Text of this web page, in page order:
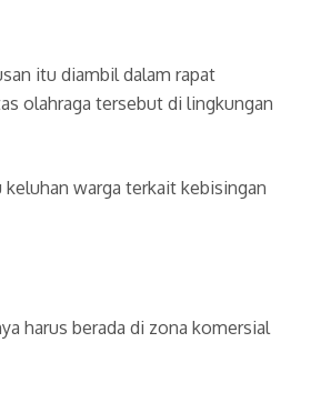
itu diambil dalam rapat
olahraga tersebut di lingkungan
warga terkait kebisingan
harus berada di zona komersial